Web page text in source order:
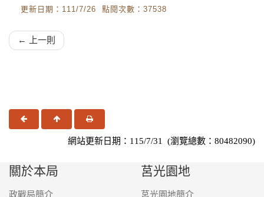
更新日期：111/7/26 點閱次數：37538
← 上一則
上一頁 回頂端 友善列印
網站更新日期：115/7/31 (瀏覽總數：80482090)
關於本局
政戰局簡介
莒光園地
莒光園地簡介